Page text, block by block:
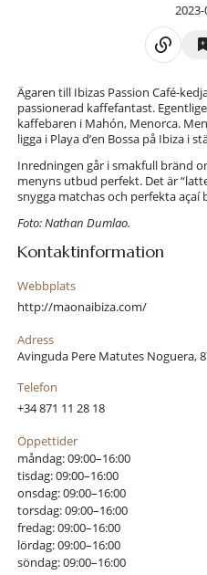
Ägaren till Ibizas Passion Café-
passionerad kaffefantast.
kaffebaren i Mahón, Menorca.
ligga i Playa d’en Bossa på Ibiza i
Inredningen går i smakfull bränd
menyns utbud perfekt. Det är
snygga matchas och perfekta açaí
Foto: Nathan Dumlao.
Kontaktinformation
Webbplats
http://maonaibiza.com/
Adress
Avinguda Pere Matutes Noguera,
Telefon
+34 871 11 28 18
Öppettider
måndag: 09:00–16:00
tisdag: 09:00–16:00
onsdag: 09:00–16:00
torsdag: 09:00–16:00
fredag: 09:00–16:00
lördag: 09:00–16:00
söndag: 09:00–16:00